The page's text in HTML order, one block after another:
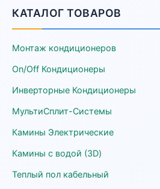
КАТАЛОГ ТОВАРОВ
Монтаж кондиционеров
On/Off Кондиционеры
Инверторные Кондиционеры
МультиСплит-Системы
Камины Электрические
Камины с водой (3D)
Теплый пол кабельный